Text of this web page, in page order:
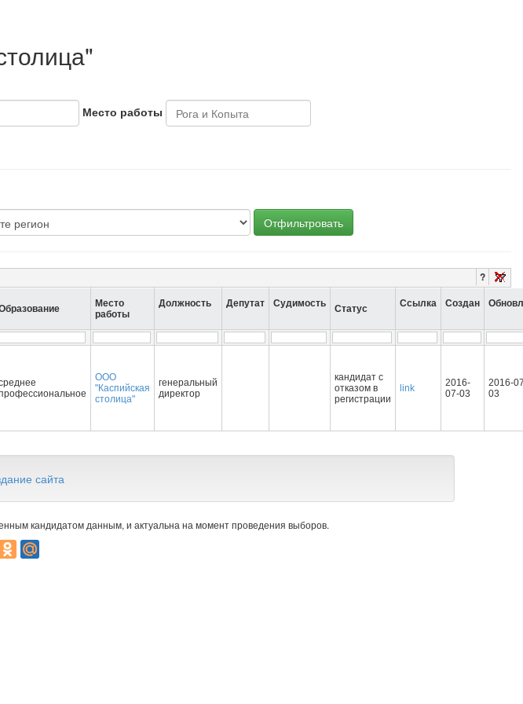
Место работы
Отфильтровать
?
Место
работы
Должность Депутат Судимость Статус Ссылка Создан
ООО
"Каспийская
столица"
генеральный
директор
кандидат с
отказом в
регистрации
link
2016-
07-03
2016-
03
сайта
кандидатом данным, и актуальна на момент проведения выборов.